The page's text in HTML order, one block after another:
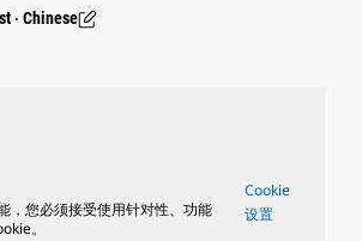
‧ Chinese
，您必须接受使用针对性、功能
。
Cookie
设置